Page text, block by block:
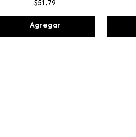
$51 , 79
Agregar